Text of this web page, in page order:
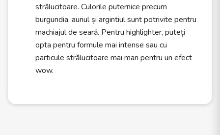
strălucitoare. Culorile puternice precum
burgundia, auriul și argintiul sunt potrivite pentru
machiajul de seară. Pentru highlighter, puteți
opta pentru formule mai intense sau cu
particule strălucitoare mai mari pentru un efect
wow.